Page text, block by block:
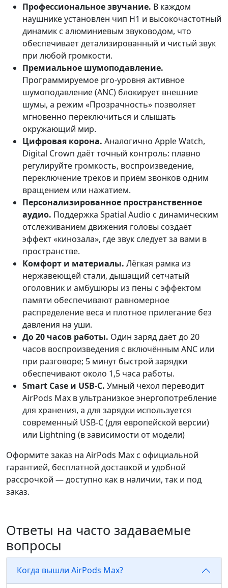
Профессиональное звучание. В каждом
наушнике установлен чип H1 и высокочастотный
динамик с алюминиевым звуководом, что
обеспечивает детализированный и чистый звук
при любой громкости.
Премиальное шумоподавление.
Программируемое pro-уровня активное
шумоподавление (ANC) блокирует внешние
шумы, а режим «Прозрачность» позволяет
мгновенно переключиться и слышать
окружающий мир.
Цифровая корона. Аналогично Apple Watch,
Digital Crown даёт точный контроль: плавно
регулируйте громкость, воспроизведение,
переключение треков и приём звонков одним
вращением или нажатием.
Персонализированное пространственное
аудио. Поддержка Spatial Audio с динамическим
отслеживанием движения головы создаёт
эффект «кинозала», где звук следует за вами в
пространстве.
Комфорт и материалы. Лёгкая рамка из
нержавеющей стали, дышащий сетчатый
оголовник и амбушюры из пены с эффектом
памяти обеспечивают равномерное
распределение веса и плотное прилегание без
давления на уши.
До 20 часов работы. Один заряд даёт до 20
часов воспроизведения с включённым ANC или
при разговоре; 5 минут быстрой зарядки
обеспечивают около 1,5 часа работы.
Smart Case и USB-C. Умный чехол переводит
AirPods Max в ультранизкое энергопотребление
для хранения, а для зарядки используется
современный USB-C (для европейской версии)
или Lightning (в зависимости от модели)
Оформите заказ на AirPods Max с официальной
гарантией, бесплатной доставкой и удобной
рассрочкой — доступно как в наличии, так и под
заказ.
Ответы на часто задаваемые
вопросы
Когда вышли AirPods Max?